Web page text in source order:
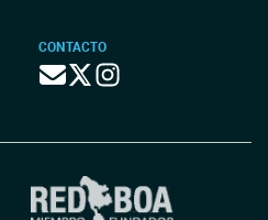
CONTACTO